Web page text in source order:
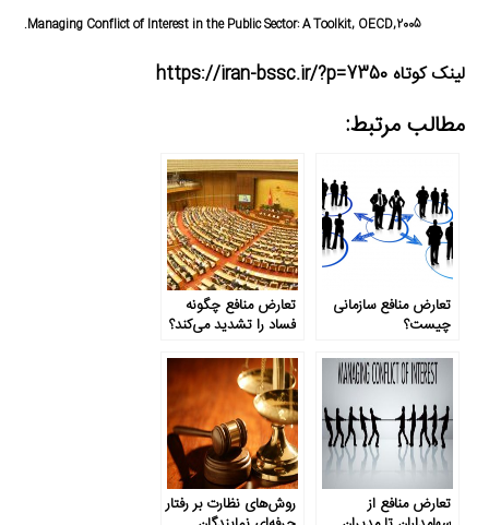
Managing Conflict of Interest in the Public Sector: A Toolkit, OECD,2005.
لینک کوتاه https://iran-bssc.ir/?p=7350
مطالب مرتبط:
تعارض منافع سازمانی
چیست؟
تعارض منافع چگونه
فساد را تشدید می‌کند؟
تعارض منافع از
روش‌های نظارت بر رفتار